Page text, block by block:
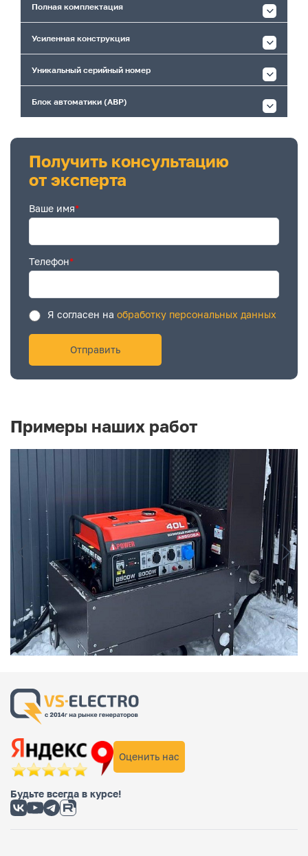
Полная комплектация
Усиленная конструкция
Уникальный серийный номер
Блок автоматики (АВР)
Получить консультацию
от эксперта
Ваше имя*
Телефон*
Я согласен на обработку персональных данных
Примеры наших работ
Оценить нас
Будьте всегда в курсе!